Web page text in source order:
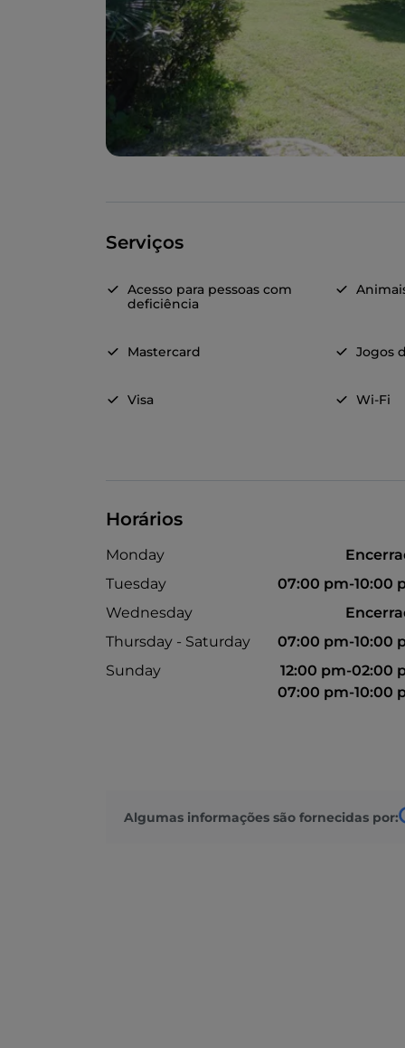
Serviços
Acesso para pessoas com
deficiência
Mastercard Jogos
Visa Wi-Fi
Horários
Monday
Tuesday
07:00 pm-10:00
Wednesday
Thursday - Saturday
07:00 pm-10:00
Sunday
12:00 pm-02:00
07:00 pm-10:00
Algumas informações são fornecidas por: